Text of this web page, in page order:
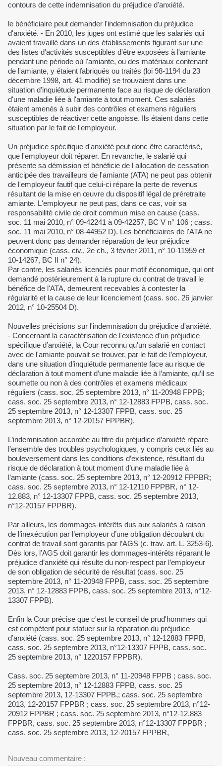
contours de cette indemnisation du préjudice d'anxiété.
le bénéficiaire peut demander l'indemnisation du préjudice
d'anxiété. - En 2010, les juges ont estimé que les salariés qui
avaient travaillé dans un des établissements figurant sur une
des listes d'activités susceptibles d'être exposées à l'amiante
pendant une période où l'amiante, ou des matériaux contenant
de l'amiante, y étaient fabriqués ou traités (loi 98-1194 du 23
décembre 1998, art. 41 modifié) se trouvaient dans une
situation d'inquiétude permanente face au risque de déclaration
d'une maladie liée à l'amiante à tout moment. Ces salariés
étaient amenés à subir des contrôles et examens réguliers
susceptibles de réactiver cette angoisse. Ils étaient dans cette
situation par le fait de l'employeur.
Un préjudice spécifique d'anxiété peut donc être caractérisé,
que l'employeur doit réparer. En revanche, le salarié qui
présente sa démission et bénéficie de l allocation de cessation
anticipée des travailleurs de l'amiante (ATA) ne peut pas obtenir
de l'employeur fautif que celui-ci répare la perte de revenus
résultant de la mise en œuvre du dispositif légal de préretraite
amiante. L'employeur ne peut pas, dans ce cas, voir sa
responsabilité civile de droit commun mise en cause (cass.
soc. 11 mai 2010, n° 09-42241 à 09-42257, BC V n° 106 ; cass.
soc. 11 mai 2010, n° 08-44952 D). Les bénéficiaires de l'ATA ne
peuvent donc pas demander réparation de leur préjudice
économique (cass. civ., 2e ch., 3 février 2011, n° 10-11959 et
10-14267, BC II n° 24).
Par contre, les salariés licenciés pour motif économique, qui ont
demandé postérieurement à la rupture du contrat de travail le
bénéfice de l'ATA, demeurent recevables à contester la
régularité et la cause de leur licenciement (cass. soc. 26 janvier
2012, n° 10-25504 D).
Nouvelles précisions sur l'indemnisation du préjudice d'anxiété.
- Concernant la caractérisation de l'existence d’un préjudice
spécifique d’anxiété, la Cour reconnu qu'un salarié en contact
avec de l'amiante pouvait se trouver, par le fait de l’employeur,
dans une situation d’inquiétude permanente face au risque de
déclaration à tout moment d’une maladie liée à l’amiante, qu’il se
soumette ou non à des contrôles et examens médicaux
réguliers (cass. soc. 25 septembre 2013, n° 11-20948 FPPB;
cass. soc. 25 septembre 2013, n° 12-12883 FPPB, cass. soc.
25 septembre 2013, n° 12-13307 FPPB, cass. soc. 25
septembre 2013, n° 12-20157 FPPBR).
L’indemnisation accordée au titre du préjudice d’anxiété répare
l’ensemble des troubles psychologiques, y compris ceux liés au
bouleversement dans les conditions d’existence, résultant du
risque de déclaration à tout moment d’une maladie liée à
l’amiante (cass. soc. 25 septembre 2013, n° 12-20912 FPPBR;
cass. soc. 25 septembre 2013, n° 12-12110 FPPBR, n° 12-
12.883, n° 12-13307 FPPB, cass. soc. 25 septembre 2013,
n°12-20157 FPPBR).
Par ailleurs, les dommages-intérêts dus aux salariés à raison
de l’inexécution par l’employeur d’une obligation découlant du
contrat de travail sont garantis par l’AGS (c. trav. art. L. 3253-6).
Dès lors, l’AGS doit garantir les dommages-intérêts réparant le
préjudice d’anxiété qui résulte du non-respect par l’employeur
de son obligation de sécurité de résultat (cass. soc. 25
septembre 2013, n° 11-20948 FPPB, cass. soc. 25 septembre
2013, n° 12-12883 FPPB, cass. soc. 25 septembre 2013, n°12-
13307 FPPB).
Enfin la Cour précise que c'est le conseil de prud'hommes qui
est compétent pour statuer sur la réparation du préjudice
d’anxiété (cass. soc. 25 septembre 2013, n° 12-12883 FPPB,
cass. soc. 25 septembre 2013, n°12-13307 FPPB, cass. soc.
25 septembre 2013, n° 1220157 FPPBR).
Cass. soc. 25 septembre 2013, n° 11-20948 FPPB ; cass. soc.
25 septembre 2013, n° 12-12883 FPPB, cass. soc. 25
septembre 2013, 12-13307 FPPB,; cass. soc. 25 septembre
2013, 12-20157 FPPBR ; cass. soc. 25 septembre 2013, n°12-
20912 FPPBR ; cass. soc. 25 septembre 2013, n°12-12.883
FPPBR, cass. soc. 25 septembre 2013, n°12-13307 FPPBR ;
cass. soc. 25 septembre 2013, 12-20157 FPPBR,
Nouveau commentaire :